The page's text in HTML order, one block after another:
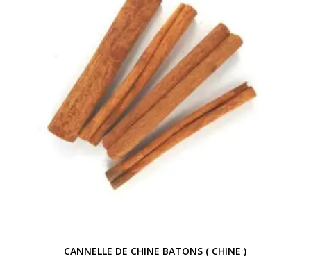
CANNELLE DE CHINE BATONS ( CHINE )